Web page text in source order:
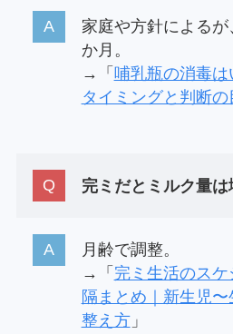
家庭や方針による
か月。
→「 哺乳瓶の消毒
タイミングと判断
完ミだとミルク量は
月齢で調整。
→「 完ミ生活のス
隔まとめ｜新生児
整え方」